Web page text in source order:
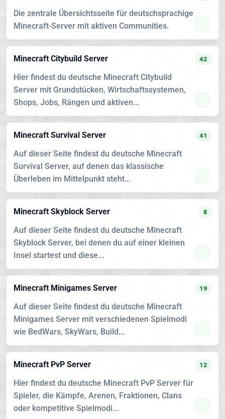
Die zentrale Übersichtsseite für deutschsprachige
Minecraft-Server mit aktiven Communities.
Minecraft Citybuild Server 42
Hier findest du deutsche Minecraft Citybuild
Server mit Grundstücken, Wirtschaftssystemen,
Shops, Jobs, Rängen und aktiven...
Minecraft Survival Server 41
Auf dieser Seite findest du deutsche Minecraft
Survival Server, auf denen das klassische
Überleben im Mittelpunkt steht...
Minecraft Skyblock Server 8
Auf dieser Seite findest du deutsche Minecraft
Skyblock Server, bei denen du auf einer kleinen
Insel startest und diese...
Minecraft Minigames Server 19
Auf dieser Seite findest du deutsche Minecraft
Minigames Server mit verschiedenen Spielmodi
wie BedWars, SkyWars, Build...
Minecraft PvP Server 12
Hier findest du deutsche Minecraft PvP Server für
Spieler, die Kämpfe, Arenen, Fraktionen, Clans
oder kompetitive Spielmodi...